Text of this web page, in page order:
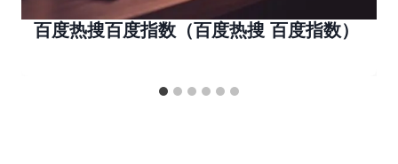
百度热搜百度指数（百度热搜 百度指数）